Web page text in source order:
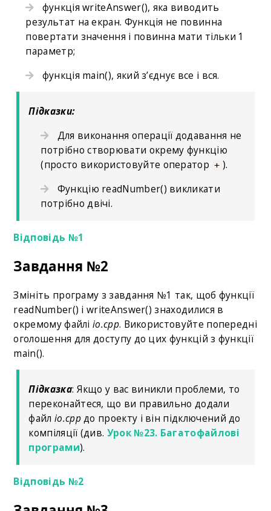
функція writeAnswer(), яка виводить
результат на екран. Функція не повинна
повертати значення і повинна мати тільки 1
параметр;
функція main(), який з’єднує все і вся.
Підказки:
Для виконання операції додавання не
потрібно створювати окрему функцію
(просто використовуйте оператор + ).
Функцію readNumber() викликати
потрібно двічі.
Відповідь №1
Завдання №2
Змініть програму з завдання №1 так, щоб функції
readNumber() і writeAnswer() знаходилися в
окремому файліio.cpp. Використовуйте попередні
оголошення для доступу до цих функцій з функції
main().
Підказка: Якщо у вас виникли проблеми, то
переконайтеся, що ви правильно додали
файл io.cppдо проекту і він підключений до
компіляції (див. Урок №23. Багатофайлові
програми).
Відповідь №2